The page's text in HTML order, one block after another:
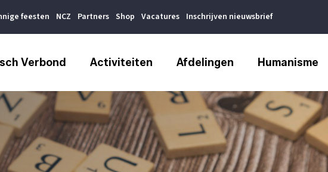
feesten NCZ Partners Shop Vacatures Inschrijven nieuwsbrief
Verbond Activiteiten Afdelingen Humanisme